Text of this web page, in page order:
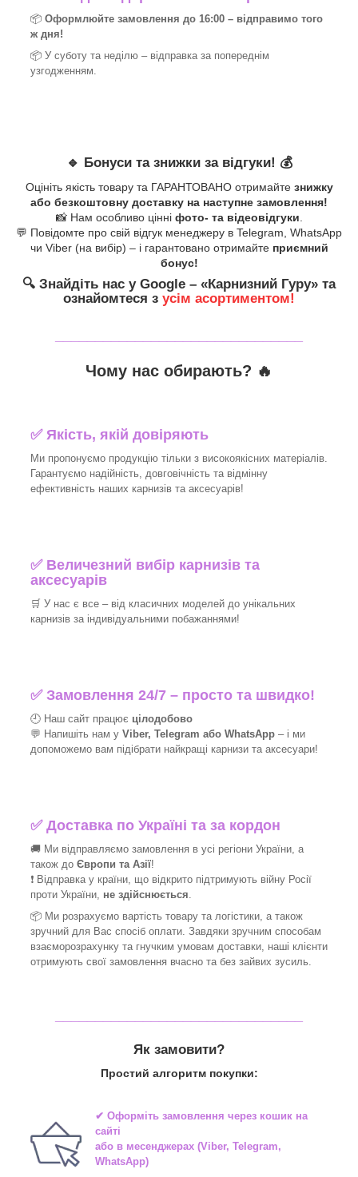
📦 Оформлюйте замовлення до 16:00 – відправимо того
ж дня!
📦 У суботу та неділю – відправка за попереднім
узгодженням.
🔹 Бонуси та знижки за відгуки! 💰
Оцініть якість товару та ГАРАНТОВАНО отримайте знижку
або безкоштовну доставку на наступне замовлення!
📸 Нам особливо цінні фото- та відеовідгуки.
💬 Повідомте про свій відгук менеджеру в Telegram, WhatsApp
чи Viber (на вибір) – і гарантовано отримайте приємний
бонус!
🔍 Знайдіть нас у Google – «Карнизний Гуру» та
ознайомтеся з усім асортиментом!
Чому нас обирають? 🔥
✅Якість, якій довіряють
Ми пропонуємо продукцію тільки з високоякісних матеріалів.
Гарантуємо надійність, довговічність та відмінну
ефективність наших карнизів та аксесуарів!​
✅ Величезний вибір карнизів та
аксесуарів
🛒 У нас є все – від класичних моделей до унікальних
карнизів за індивідуальними побажаннями!​
✅Замовлення 24/7 – просто та швидко!
🕘 Наш сайт працює цілодобово
💬 Напишіть нам у Viber, Telegram або WhatsApp – і ми
допоможемо вам підібрати найкращі карнизи та аксесуари!
✅Доставка по Україні та за кордон
🚚 Ми відправляємо замовлення в усі регіони України, а
також до Європи та Азії!
❗ Відправка у країни, що відкрито підтримують війну Росії
проти України, не здійснюється
📦 Ми розрахуємо вартість товару та логістики, а також
зручний для Вас спосіб оплати. Завдяки зручним способам
взаєморозрахунку та гнучким умовам доставки, наші клієнти
отримують свої замовлення вчасно та без зайвих зусиль.
Як замовити?
Простий алгоритм покупки:
✔ Оформіть замовлення через кошик на
сайті
або в месенджерах(Viber, Telegram,
WhatsApp)